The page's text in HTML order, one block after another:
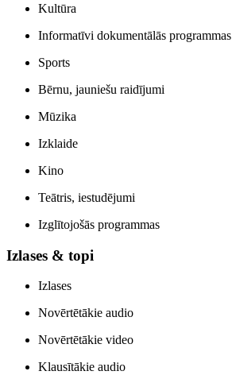
Kultūra
Informatīvi dokumentālās programmas
Sports
Bērnu, jauniešu raidījumi
Mūzika
Izklaide
Kino
Teātris, iestudējumi
Izglītojošās programmas
Izlases & topi
Izlases
Novērtētākie audio
Novērtētākie video
Klausītākie audio